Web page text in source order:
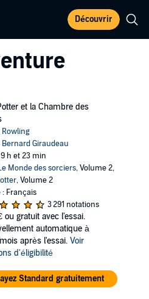
Découvrir
et la Chambre des
Rowling
Bernard Giraudeau
h et 23 min
Monde des sorciers, Volume 2,
, Volume 2
: Français
3 291 notations
ou gratuit avec l'essai.
automatique à
après l'essai. Voir
d'éligibilité
Standard gratuitement